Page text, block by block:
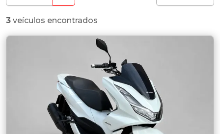
3 veículos encontrados